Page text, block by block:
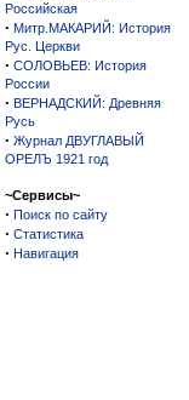
Российская
· Митр.МАКАРИЙ: История
Рус. Церкви
· СОЛОВЬЕВ: История
России
· ВЕРНАДСКИЙ: Древняя
Русь
· Журнал ДВУГЛАВЫЙ
ОРЕЛЪ 1921 год
~Сервисы~
· Поиск по сайту
· Статистика
· Навигация